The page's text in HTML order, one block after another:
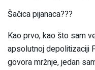
Šačica pijanaca???
Kao prvo, kao što sam
apsolutnoj depolitizaciji
govora mržnje, jedan